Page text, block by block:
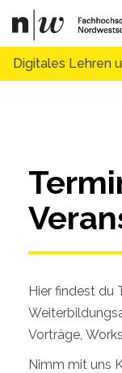
Digitales Lehren
Hier findest du
Vorträge,
Nimm mit uns